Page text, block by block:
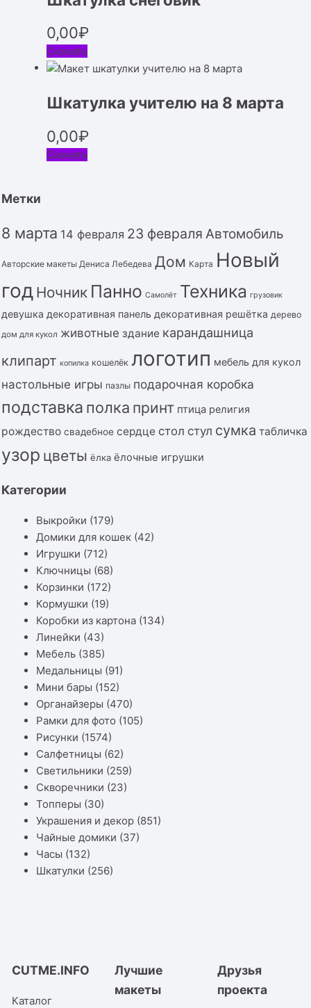
0,00₽
Скачать
Шкатулка учителю на 8 марта
0,00₽
Скачать
Метки
8 марта 14 февраля 23 февраля Автомобиль
Авторские макеты Дениса Лебедева Дом Карта Новый
год Ночник Панно Самолёт Техника грузовик
девушка декоративная панель декоративная решётка дерево
дом для кукол животные здание карандашница
клипарт копилка кошелёк логотип мебель для кукол
настольные игры пазлы подарочная коробка
подставка полка принт птица религия
рождество свадебное сердце стол стул сумка табличка
узор цветы ёлка ёлочные игрушки
Категории
Выкройки (179)
Домики для кошек (42)
Игрушки (712)
Ключницы (68)
Корзинки (172)
Кормушки (19)
Коробки из картона (134)
Линейки (43)
Мебель (385)
Медальницы (91)
Мини бары (152)
Органайзеры (470)
Рамки для фото (105)
Рисунки (1574)
Салфетницы (62)
Светильники (259)
Скворечники (23)
Топперы (30)
Украшения и декор (851)
Чайные домики (37)
Часы (132)
Шкатулки (256)
CUTME.INFO
Каталог
Лучшие
макеты
Друзья
проекта